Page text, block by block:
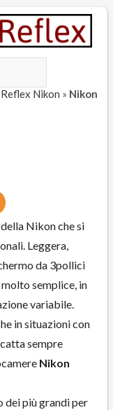
Reflex Nikon » Nikon
Nikon che si
Leggera,
da 3pollici
semplice, in
variabile.
in situazioni con
sempre
Nikon
dei più grandi per